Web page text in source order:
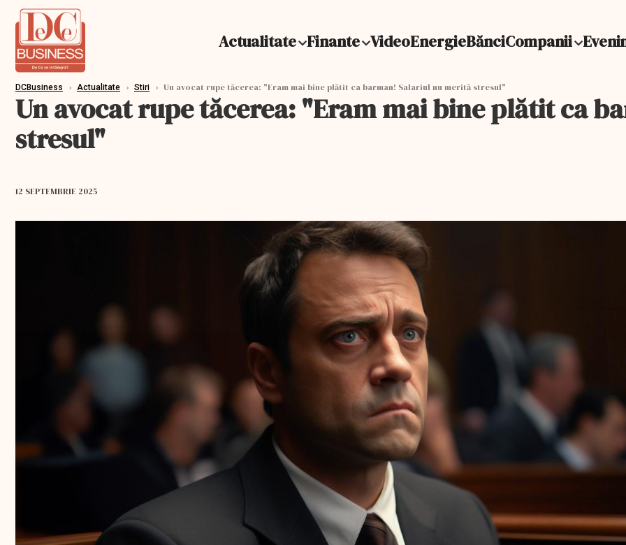
Actualitate Finante VideoEnergieBănciCompanii
DCBusiness › Actualitate › Stiri › Un avocat rupe tăcerea: "Eram mai bine plătit ca barman! Salariul nu merită stresul"
Un avocat rupe tăcerea: "Eram mai bine plătit ca
stresul"
12 SEPTEMBRIE 2025